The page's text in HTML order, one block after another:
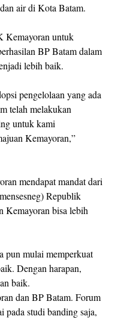
air di Kota Batam.
Kemayoran untuk
BP Batam dalam
lebih baik.
pengelolaan yang ada
telah melakukan
untuk kami
Kemayoran,”
mendapat mandat dari
Republik
Kemayoran bisa lebih
pun mulai memperkuat
Dengan harapan,
baik.
dan BP Batam. Forum
pada studi banding saja,